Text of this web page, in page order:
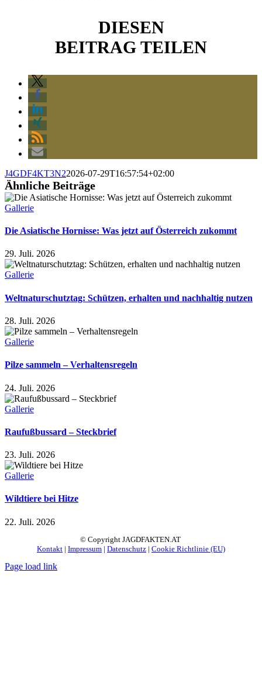
DIESEN
BEITRAG TEILEN
J4GDF4KT3N22026-07-29T16:57:54+02:00
Ähnliche Beiträge
Gallerie
Die Asiatische Hornisse: Was jetzt auf Österreich zukommt
29. Juli. 2026
Gallerie
Weltnaturschutztag: Schützen, erhalten und nachhaltig nutzen
28. Juli. 2026
Gallerie
Pilze sammeln – Verhaltensregeln
24. Juli. 2026
Gallerie
Raufußbussard – Steckbrief
23. Juli. 2026
Gallerie
Wildtiere bei Hitze
22. Juli. 2026
© Copyright JAGDFAKTEN.AT
Kontakt | Impressum | Datenschutz | Cookie Richtlinie (EU)
Page load link